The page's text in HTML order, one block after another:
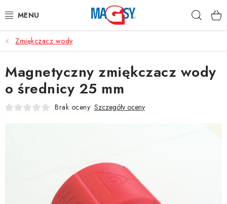
do
GŁÓWNE KATEGORIE
MAGNETYCZNE POMOCE
MAGNESY PRZEMYSŁOWE
Regulamin e-sklepu
Ochrona danych osobowych
Kontakty Odstąpienie od umowy
Zmiękczacz wody
Magnetyczny zmiękczacz wody
o średnicy 25 mm
Brak oceny Szczegóły oceny